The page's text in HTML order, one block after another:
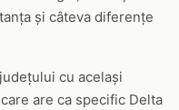
și câteva diferențe
cu același
are ca specific Delta